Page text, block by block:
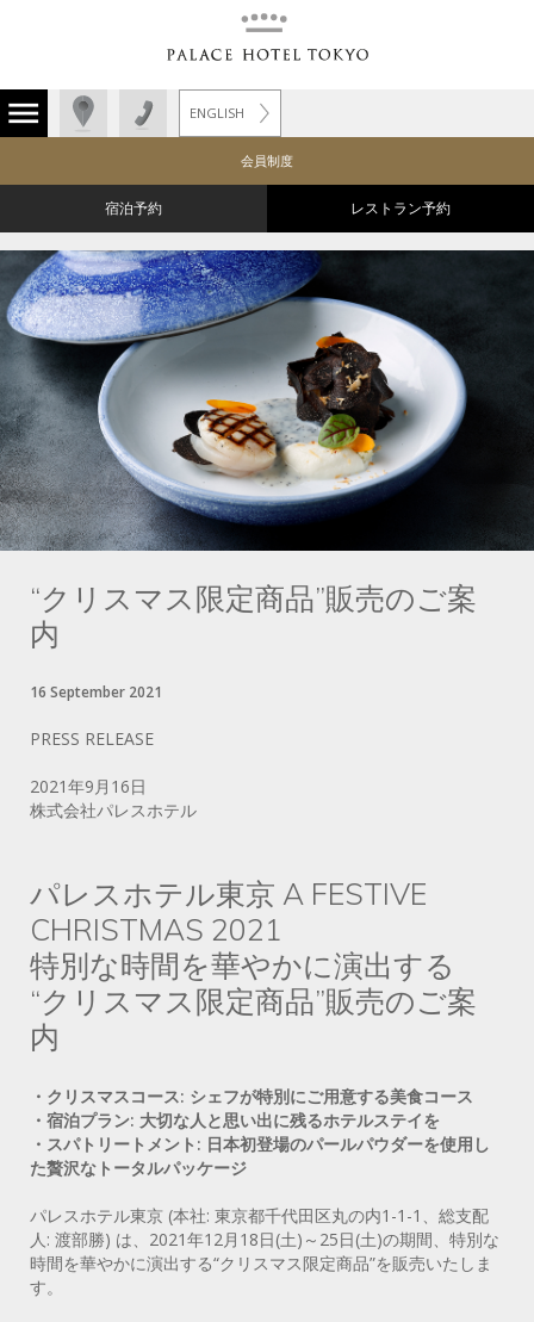
ENGLISH
会員制度
宿泊予約 レストラン予約
“クリスマス限定商品”販売のご案
内
16 September 2021
PRESS RELEASE
2021年9月16日
株式会社パレスホテル
パレスホテル東京 A FESTIVE
CHRISTMAS 2021
特別な時間を華やかに演出する
“クリスマス限定商品”販売のご案
内
・クリスマスコース: シェフが特別にご用意する美食コース
・宿泊プラン: 大切な人と思い出に残るホテルステイを
・スパトリートメント: 日本初登場のパールパウダーを使用し
た贅沢なトータルパッケージ
パレスホテル東京 (本社: 東京都千代田区丸の内1-1-1、総支配
人: 渡部勝) は、2021年12月18日(土)～25日(土)の期間、特別な
時間を華やかに演出する“クリスマス限定商品”を販売いたしま
す。